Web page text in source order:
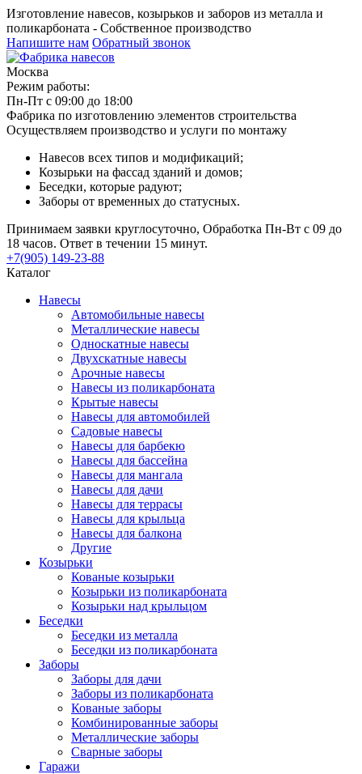
Изготовление навесов, козырьков и заборов из металла и
поликарбоната - Собственное производство
Напишите нам Обратный звонок
Москва
Режим работы:
Пн-Пт с 09:00 до 18:00
Фабрика по изготовлению элементов строительства
Осуществляем производство и услуги по монтажу
Навесов всех типов и модификаций;
Козырьки на фассад зданий и домов;
Беседки, которые радуют;
Заборы от временных до статусных.
Принимаем заявки круглосуточно, Обработка Пн-Вт с 09 до
18 часов. Ответ в течении 15 минут.
+7(905) 149-23-88
Каталог
Навесы
Автомобильные навесы
Металлические навесы
Односкатные навесы
Двухскатные навесы
Арочные навесы
Навесы из поликарбоната
Крытые навесы
Навесы для автомобилей
Садовые навесы
Навесы для барбекю
Навесы для бассейна
Навесы для мангала
Навесы для дачи
Навесы для террасы
Навесы для крыльца
Навесы для балкона
Другие
Козырьки
Кованые козырьки
Козырьки из поликарбоната
Козырьки над крыльцом
Беседки
Беседки из металла
Беседки из поликарбоната
Заборы
Заборы для дачи
Заборы из поликарбоната
Кованые заборы
Комбинированные заборы
Металлические заборы
Сварные заборы
Гаражи